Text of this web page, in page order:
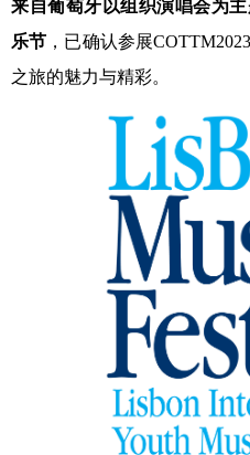
来自葡萄牙以组织演唱会为
乐节 ，已确认参展
之旅的魅力与精彩。